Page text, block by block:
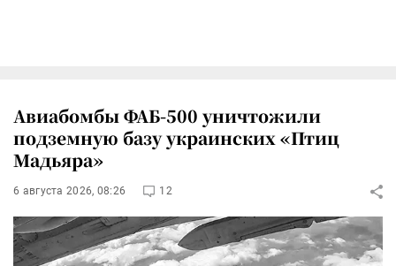
Авиабомбы ФАБ-500 уничтожили
подземную базу украинских «Птиц
Мадьяра»
6 августа 2026, 08:26 12